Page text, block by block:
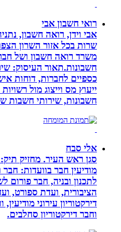
רואי חשבון אבי
אבי וידן, רואה חשבון, נתניה,
שרות בכל אזור השרון הצפוני
משרד רואה חשבון ושל חברה
חשבונות.תאור העיסוק: שירותי
כספיים לחברות, דוחות אישיים
ייעוץ מס וייצוג מול רשויות
חשבונות, שירותי חשבות שכר.
אלי סבח
סגן ראש העיר. מחזיק תיק:
מודיעין חבר בוועדות: חבר
לתכנון ובניה, חבר פורום
הציבורית, ועדת ספורט, ועדת
דירקטוריון עירוני מודיעין,
וחבר דירקטוריון סחלבים.